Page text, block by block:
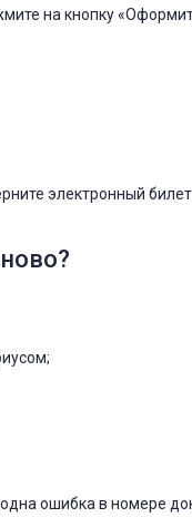
на кнопку
электронный
ошибка в номере